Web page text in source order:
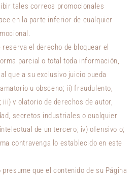
tales correos promocionales
en la parte inferior de cualquier
reserva el derecho de bloquear el
parcial o total toda información,
que a su exclusivo juicio pueda
u obsceno; ii) fraudulento,
violatorio de derechos de autor,
secretos industriales o cualquier
de un tercero; iv) ofensivo o;
contravenga lo establecido en este
presume que el contenido de su Página